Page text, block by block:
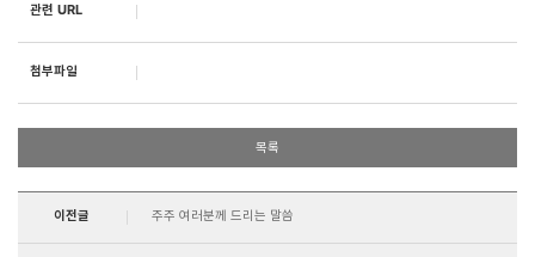
관련 URL
첨부파일
목록
이전글 주주 여러분께 드리는 말씀